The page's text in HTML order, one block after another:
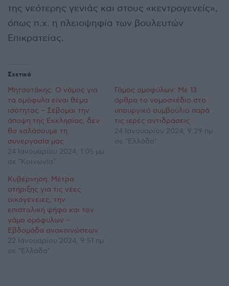
της νεότερης γενιάς και στους «κεντρογενείς»,
όπως π.χ. η πλειοψηφία των βουλευτών
Επικρατείας.
Σχετικά
Μητσοτάκης: Ο νόμος για
τα ομόφυλα είναι θέμα
ισότητας – Σέβομαι την
άποψη της Εκκλησίας, δεν
θα χαλάσουμε τη
συνεργασία μας
24 Ιανουαρίου 2024, 1:05 μμ
σε "Κοινωνία"
Γάμος ομοφύλων: Με 13
άρθρα το νομοσχέδιο στο
υπουργικό συμβούλιο παρά
τις ιερές αντιδράσεις
24 Ιανουαρίου 2024, 9:29 πμ
σε "Ελλάδα"
Κυβέρνηση: Μέτρα
στήριξης για τις νέες
οικογένειες, την
επιστολική ψήφο και τον
γάμο ομόφυλων –
Εβδομάδα ανακοινώσεων
22 Ιανουαρίου 2024, 9:51 πμ
σε "Ελλάδα"